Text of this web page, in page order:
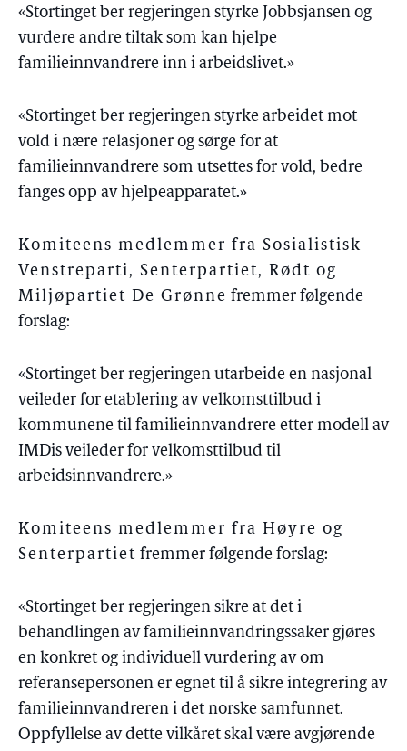
«Stortinget ber regjeringen styrke Jobbsjansen og
vurdere andre tiltak som kan hjelpe
familieinnvandrere inn i arbeidslivet.»
«Stortinget ber regjeringen styrke arbeidet mot
vold i nære relasjoner og sørge for at
familieinnvandrere som utsettes for vold, bedre
fanges opp av hjelpeapparatet.»
Komiteens medlemmer fra Sosialistisk
Venstreparti, Senterpartiet, Rødt og
Miljøpartiet De Grønne fremmer følgende
forslag:
«Stortinget ber regjeringen utarbeide en nasjonal
veileder for etablering av velkomsttilbud i
kommunene til familieinnvandrere etter modell av
IMDis veileder for velkomsttilbud til
arbeidsinnvandrere.»
Komiteens medlemmer fra Høyre og
Senterpartiet fremmer følgende forslag:
«Stortinget ber regjeringen sikre at det i
behandlingen av familieinnvandringssaker gjøres
en konkret og individuell vurdering av om
referansepersonen er egnet til å sikre integrering av
familieinnvandreren i det norske samfunnet.
Oppfyllelse av dette vilkåret skal være avgjørende